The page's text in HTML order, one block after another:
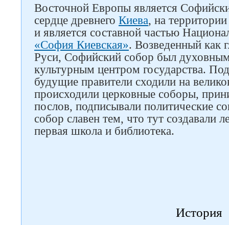
Восточной Европы является
сердце древнего Киева, на
и является составной частью
«София Киевская». Возведенный как
Руси, Софийский собор был
культурным центром государства.
будущие правители сходили на
происходили церковные соборы,
послов, подписывали политические
собор славен тем, что тут создавали
первая школа и библиотека.
История